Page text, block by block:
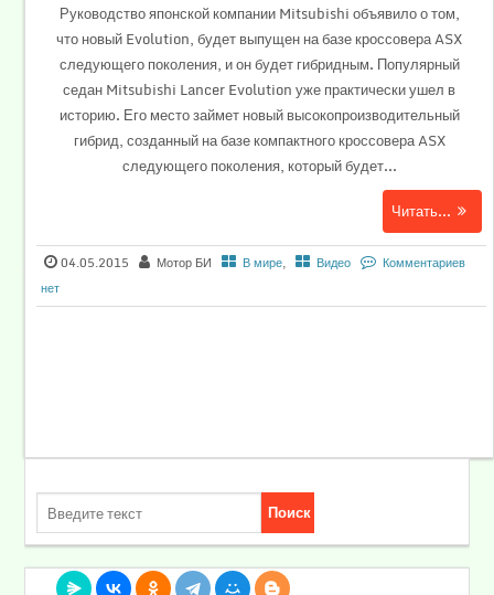
Руководство японской компании Mitsubishi объявило о том,
что новый Evolution, будет выпущен на базе кроссовера ASX
следующего поколения, и он будет гибридным. Популярный
седан Mitsubishi Lancer Evolution уже практически ушел в
историю. Его место займет новый высокопроизводительный
гибрид, созданный на базе компактного кроссовера ASX
следующего поколения, который будет...
Читать...
04.05.2015 Мотор БИ В мире, Видео
Комментариев
нет